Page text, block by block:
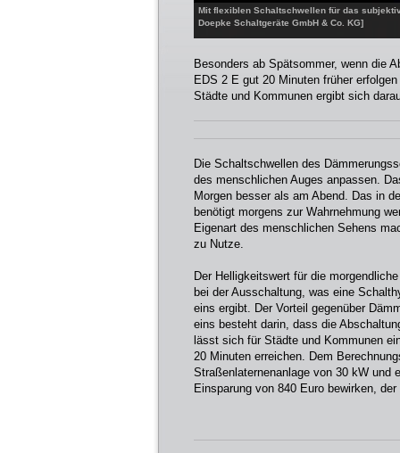
Mit flexiblen Schaltschwellen für das
Doepke Schaltgeräte GmbH & Co. KG]
Besonders ab Spätsommer, wenn die
EDS 2 E gut 20 Minuten früher
Städte und Kommunen ergibt sich
Die Schaltschwellen des
des menschlichen Auges anpassen.
Morgen besser als am Abend. Das in
benötigt morgens zur Wahrnehmung
Eigenart des menschlichen Sehens
zu Nutze.
Der Helligkeitswert für die
bei der Ausschaltung, was eine
eins ergibt. Der Vorteil gegenüber
eins besteht darin, dass die
lässt sich für Städte und Kommunen
20 Minuten erreichen. Dem
Straßenlaternenanlage von 30 kW und
Einsparung von 840 Euro bewirken,